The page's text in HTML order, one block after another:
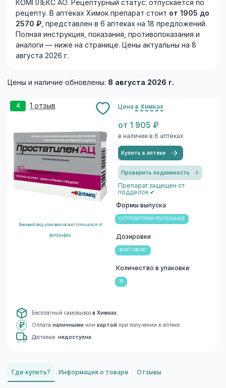
КОМПЛЕКС АО. Рецептурный статус: отпускается по
рецепту. В аптеках Химок препарат стоит от 1905 до
2570 ₽, представлен в 6 аптеках на 18 предложений.
Полная инструкция, показания, противопоказания и
аналоги — ниже на странице. Цены актуальны на 8
августа 2026 г.
Цены и наличие обновлены: 8 августа 2026 г.
4 1 отзыв
Внешний вид упаковки может отличаться от
фотографии
Цена в Химках
от 1 905 ₽
в наличии в 6 аптеках
Купить в аптеке
Проверить подлинность
Препарат защищен от
подделок ✔
Формы выпуска
СУППОЗИТОРИИ РЕКТАЛЬНЫЕ
Дозировки
30 МГ+180 МГ
Количество в упаковке
10
Бесплатный самовывоз в Химках
Оплата наличными или картой при получении в аптеке
Доставка: недоступна
Где купить? Информация о товаре Отзывы